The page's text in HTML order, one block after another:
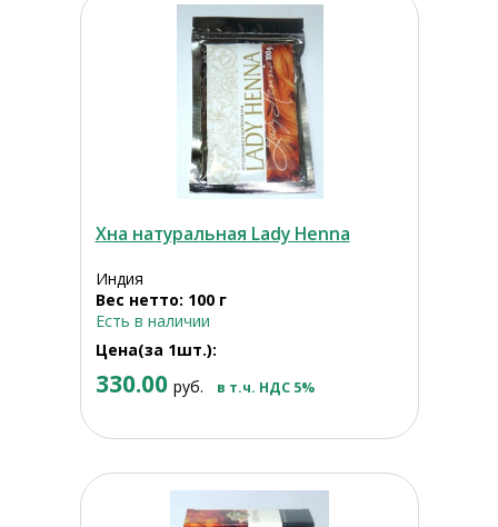
Хна натуральная Lady Henna
Индия
Вес нетто: 100 г
Есть в наличии
Цена(за 1шт.):
330.00 руб. в т.ч. НДС 5%